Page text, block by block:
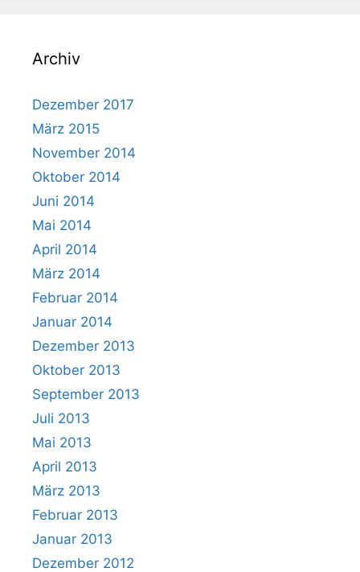
Archiv
Dezember 2017
März 2015
November 2014
Oktober 2014
Juni 2014
Mai 2014
April 2014
März 2014
Februar 2014
Januar 2014
Dezember 2013
Oktober 2013
September 2013
Juli 2013
Mai 2013
April 2013
März 2013
Februar 2013
Januar 2013
Dezember 2012